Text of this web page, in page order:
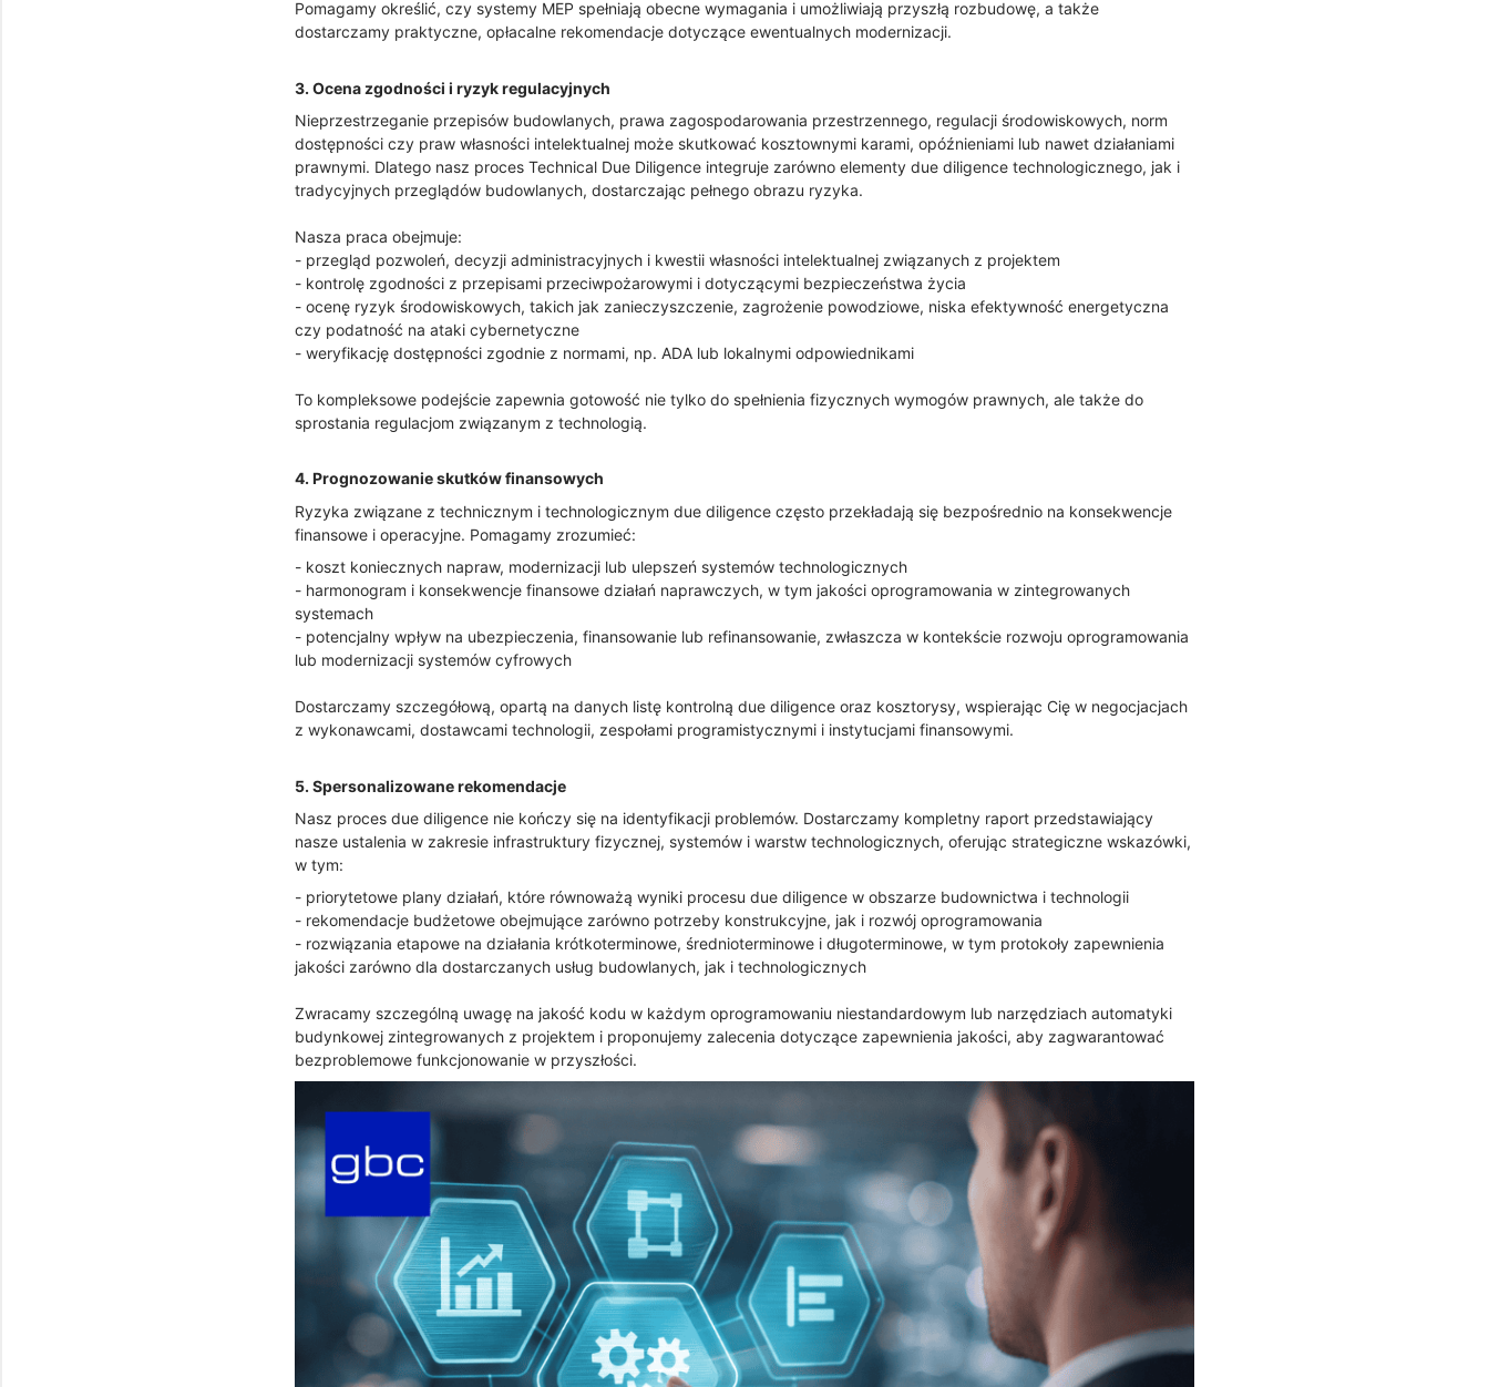
Pomagamy określić, czy systemy MEP spełniają obecne wymagania i umożliwiają przyszłą rozbudowę, a także
dostarczamy praktyczne, opłacalne rekomendacje dotyczące ewentualnych modernizacji.
3. Ocena zgodności i ryzyk regulacyjnych
Nieprzestrzeganie przepisów budowlanych, prawa zagospodarowania przestrzennego, regulacji środowiskowych, norm
dostępności czy praw własności intelektualnej może skutkować kosztownymi karami, opóźnieniami lub nawet działaniami
prawnymi. Dlatego nasz proces Technical Due Diligence integruje zarówno elementy due diligence technologicznego, jak i
tradycyjnych przeglądów budowlanych, dostarczając pełnego obrazu ryzyka.
Nasza praca obejmuje:
- przegląd pozwoleń, decyzji administracyjnych i kwestii własności intelektualnej związanych z projektem
- kontrolę zgodności z przepisami przeciwpożarowymi i dotyczącymi bezpieczeństwa życia
- ocenę ryzyk środowiskowych, takich jak zanieczyszczenie, zagrożenie powodziowe, niska efektywność energetyczna
czy podatność na ataki cybernetyczne
- weryfikację dostępności zgodnie z normami, np. ADA lub lokalnymi odpowiednikami
To kompleksowe podejście zapewnia gotowość nie tylko do spełnienia fizycznych wymogów prawnych, ale także do
sprostania regulacjom związanym z technologią.
4. Prognozowanie skutków finansowych
Ryzyka związane z technicznym i technologicznym due diligence często przekładają się bezpośrednio na konsekwencje
finansowe i operacyjne. Pomagamy zrozumieć:
- koszt koniecznych napraw, modernizacji lub ulepszeń systemów technologicznych
- harmonogram i konsekwencje finansowe działań naprawczych, w tym jakości oprogramowania w zintegrowanych
systemach
- potencjalny wpływ na ubezpieczenia, finansowanie lub refinansowanie, zwłaszcza w kontekście rozwoju oprogramowania
lub modernizacji systemów cyfrowych
Dostarczamy szczegółową, opartą na danych listę kontrolną due diligence oraz kosztorysy, wspierając Cię w negocjacjach
z wykonawcami, dostawcami technologii, zespołami programistycznymi i instytucjami finansowymi.
5. Spersonalizowane rekomendacje
Nasz proces due diligence nie kończy się na identyfikacji problemów. Dostarczamy kompletny raport przedstawiający
nasze ustalenia w zakresie infrastruktury fizycznej, systemów i warstw technologicznych, oferując strategiczne wskazówki,
w tym:
- priorytetowe plany działań, które równoważą wyniki procesu due diligence w obszarze budownictwa i technologii
- rekomendacje budżetowe obejmujące zarówno potrzeby konstrukcyjne, jak i rozwój oprogramowania
- rozwiązania etapowe na działania krótkoterminowe, średnioterminowe i długoterminowe, w tym protokoły zapewnienia
jakości zarówno dla dostarczanych usług budowlanych, jak i technologicznych
Zwracamy szczególną uwagę na jakość kodu w każdym oprogramowaniu niestandardowym lub narzędziach automatyki
budynkowej zintegrowanych z projektem i proponujemy zalecenia dotyczące zapewnienia jakości, aby zagwarantować
bezproblemowe funkcjonowanie w przyszłości.